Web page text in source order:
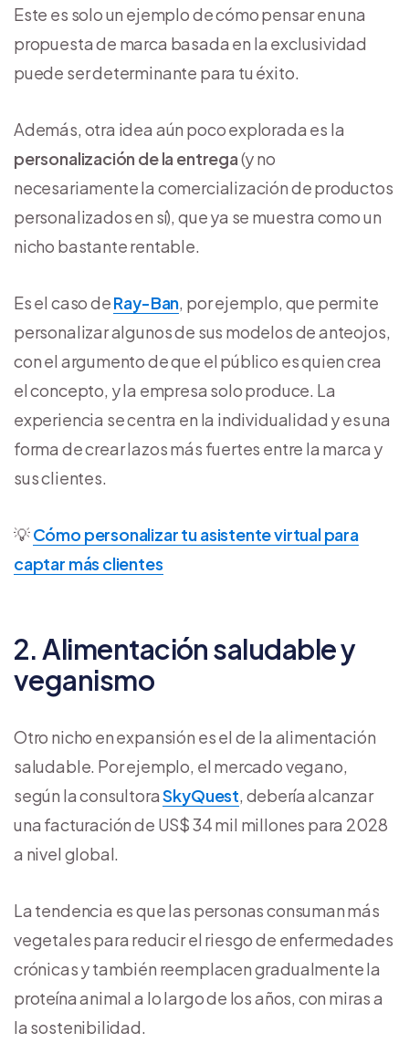
Este es solo un ejemplo de cómo pensar en una
propuesta de marca basada en la exclusividad
puede ser determinante para tu éxito.
Además, otra idea aún poco explorada es la
personalización de la entrega(y no
necesariamente la comercialización de productos
personalizados en sí), que ya se muestra como un
nicho bastante rentable.
Es el caso deRay-Ban, por ejemplo, que permite
personalizar algunos de sus modelos de anteojos,
con el argumento de que el público es quien crea
el concepto, y la empresa solo produce. La
experiencia se centra en la individualidad y es una
forma de crear lazos más fuertes entre la marca y
sus clientes.
💡Cómo personalizar tu asistente virtual para
captar más clientes
2. Alimentación saludable y
veganismo
Otro nicho en expansión es el de la alimentación
saludable. Por ejemplo, el mercado vegano,
según la consultoraSkyQuest, debería alcanzar
una facturación de US$ 34 mil millones para 2028
a nivel global.
La tendencia es que las personas consuman más
vegetales para reducir el riesgo de enfermedades
crónicas y también reemplacen gradualmente la
proteína animal a lo largo de los años, con miras a
la sostenibilidad.